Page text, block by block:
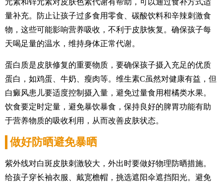
量补充。防止让孩子过多食用零食、碳酸饮料和辛辣刺激食
物，这些可能影响营养吸收，不利于皮肤恢复。确保孩子每
天喝足量的温水，维持身体正常代谢。
蛋白质是皮肤修复的重要物质，要确保孩子摄入充足的优质
蛋白，如鸡蛋、牛奶、瘦肉等。维生素C虽然对健康有益，但
白癜风患儿要适度控制摄入量，避免过量食用柑橘类水果。
饮食要定时定量，避免暴饮暴食，保持良好的脾胃功能有助
于营养物质的吸收利用，从而改善皮肤状态。
做好防晒避免暴晒
紫外线对白斑皮肤刺激较大，外出时要做好物理防晒措施。
给孩子穿长袖衣服、戴宽檐帽，挑选遮阳伞遮挡阳光。避免